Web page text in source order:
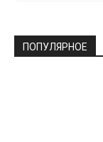
ПОПУЛЯРНОЕ